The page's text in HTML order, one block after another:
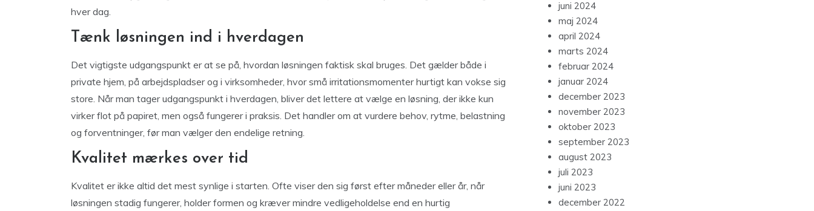
hver dag.
Tænk løsningen ind i hverdagen
Det vigtigste udgangspunkt er at se på, hvordan løsningen faktisk skal bruges. Det gælder både i
private hjem, på arbejdspladser og i virksomheder, hvor små irritationsmomenter hurtigt kan vokse sig
store. Når man tager udgangspunkt i hverdagen, bliver det lettere at vælge en løsning, der ikke kun
virker flot på papiret, men også fungerer i praksis. Det handler om at vurdere behov, rytme, belastning
og forventninger, før man vælger den endelige retning.
Kvalitet mærkes over tid
Kvalitet er ikke altid det mest synlige i starten. Ofte viser den sig først efter måneder eller år, når
løsningen stadig fungerer, holder formen og kræver mindre vedligeholdelse end en hurtig
juni 2024
maj 2024
april 2024
marts 2024
februar 2024
januar 2024
december 2023
november 2023
oktober 2023
september 2023
august 2023
juli 2023
juni 2023
december 2022